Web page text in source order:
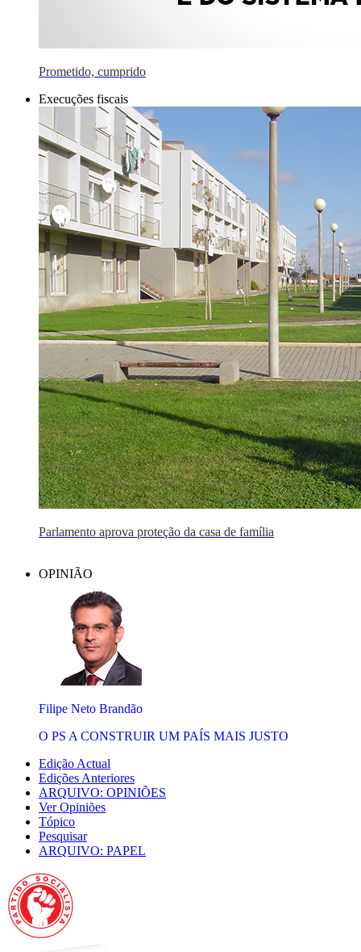
Prometido, cumprido
Execuções fiscais
Parlamento aprova proteção da casa de família
OPINIÃO
Filipe Neto Brandão
O PS A CONSTRUIR UM PAÍS MAIS JUSTO
Edição Actual
Edições Anteriores
ARQUIVO: OPINIÕES
Ver Opiniões
Tópico
Pesquisar
ARQUIVO: PAPEL